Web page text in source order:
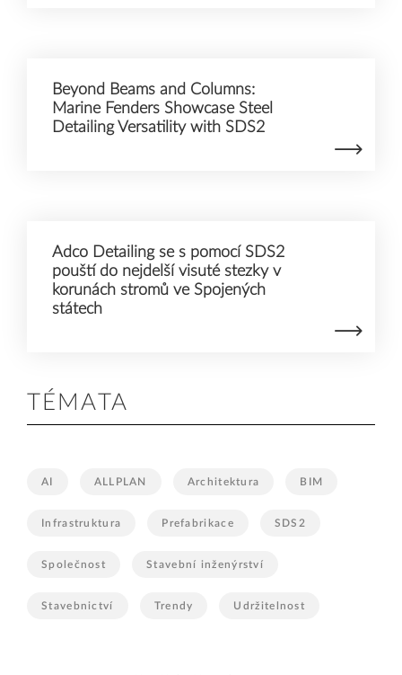
Beyond Beams and Columns:
Marine Fenders Showcase Steel
Detailing Versatility with SDS2
Adco Detailing se s pomocí SDS2
pouští do nejdelší visuté stezky v
korunách stromů ve Spojených
státech
TÉMATA
AI ALLPLAN Architektura BIM
Infrastruktura Prefabrikace SDS2
Společnost Stavební inženýrství
Stavebnictví Trendy Udržitelnost